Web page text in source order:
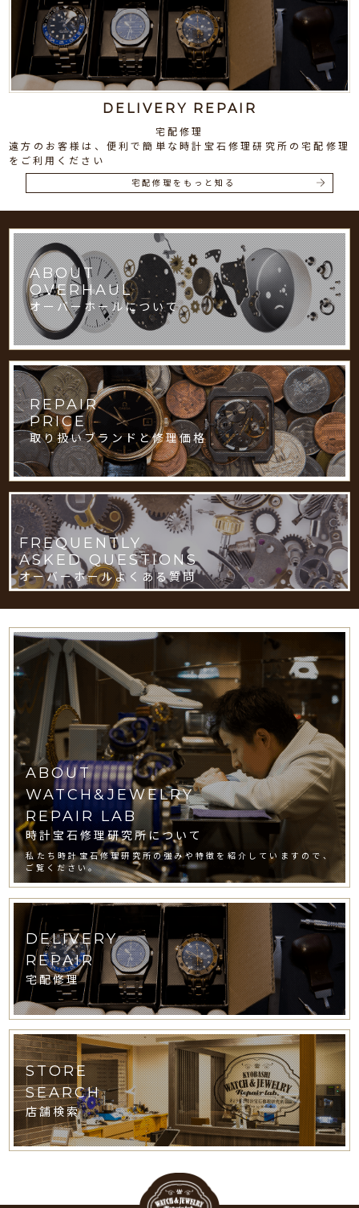
DELIVERY REPAIR
宅配修理
遠方のお客様は、便利で簡単な時計宝石修理研究所の宅配修理
をご利用ください
宅配修理をもっと知る
ABOUT
OVERHAUL
オーバーホールについて
REPAIR
PRICE
取り扱いブランドと修理価格
FREQUENTLY
ASKED QUESTIONS
オーバーホールよくある質問
ABOUT
WATCH&JEWELRY
REPAIR LAB
時計宝石修理研究所について
私たち時計宝石修理研究所の強みや特徴を紹介していますので、
ご覧ください。
DELIVERY
REPAIR
宅配修理
STORE
SEARCH
店舗検索